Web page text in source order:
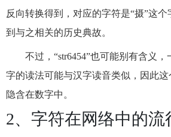
反向转换得到，对应的字符是“摄”这
到与之相关的历史典故。
不过，“str6454”也可能别有含义
字的读法可能与汉字读音类似，因此
隐含在数字中。
2、字符在网络中的流